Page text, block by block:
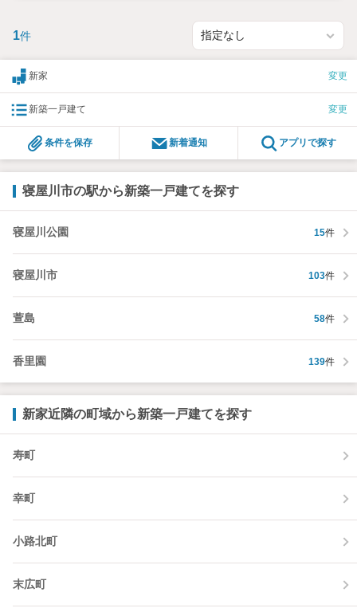
1件
新家 変更
新築一戸建て 変更
条件を保存 新着通知 アプリで探す
寝屋川市の駅から新築一戸建てを探す
寝屋川公園 15件
寝屋川市 103件
萱島 58件
香里園 139件
新家近隣の町域から新築一戸建てを探す
寿町
幸町
小路北町
末広町